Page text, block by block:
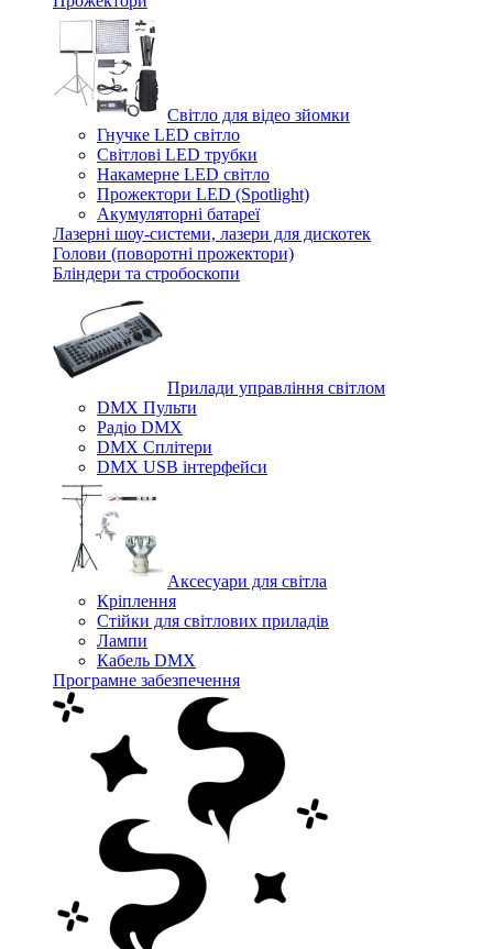
Світло для відео зйомки
Гнучке LED світло
Світлові LED трубки
Накамерне LED світло
Прожектори LED (Spotlight)
Акумуляторні батареї
Лазерні шоу-системи, лазери для дискотек
Голови (поворотні прожектори)
Бліндери та стробоскопи
Прилади управління світлом
DMX Пульти
Радіо DMX
DMX Сплітери
DMX USB інтерфейси
Аксесуари для світла
Кріплення
Стійки для світлових приладів
Лампи
Кабель DMX
Програмне забезпечення